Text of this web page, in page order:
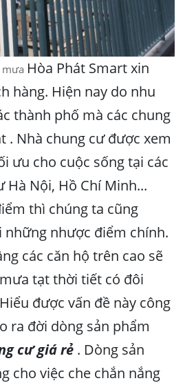
mưa Hòa Phát Smart xin
hàng. Hiện nay do nhu
thành phố mà các chung
. Nhà chung cư được xem
ưu cho cuộc sống tại các
Nội, Hồ Chí Minh...
thì chúng ta cũng
những nhược điểm chính.
các căn hộ trên cao sẽ
tạt thời tiết có đôi
được vấn đề này công
ra đời dòng sản phẩm
cư giá rẻ . Dòng sản
cho việc che chắn nắng